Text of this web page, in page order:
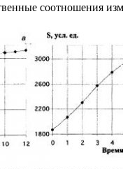
соотношения